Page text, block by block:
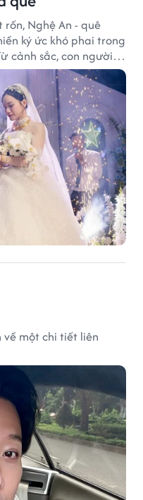
Nghệ An - quê
ký ức khó phai trong
cảnh sắc, con người
trở thành những
về.
một chi tiết liên